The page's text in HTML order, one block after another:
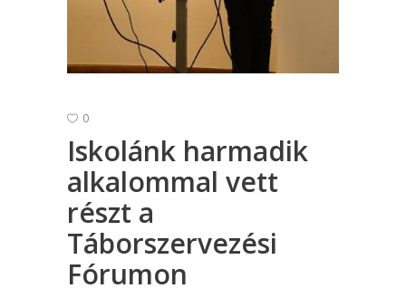
0
Iskolánk harmadik
alkalommal vett
részt a
Táborszervezési
Fórumon